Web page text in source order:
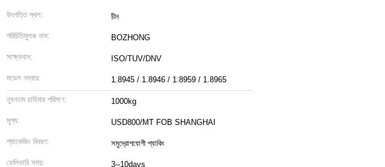
উৎপত্তি স্থল: চীন
পরিচিতিমুলক নাম: BOZHONG
সাক্ষ্যদান: ISO/TUV/DNV
মডেল নম্বার: 1.8945 / 1.8946 / 1.8959 / 1.8965
ন্যূনতম চাহিদার পরিমাণ: 1000kg
মূল্য: USD800/MT FOB SHANGHAI
প্যাকেজিং বিবরণ: সমুদ্রোপযোগী প্যাকিং
ডেলিভারি সময়: 3--10days